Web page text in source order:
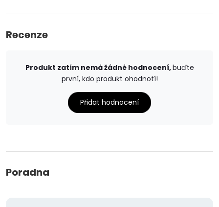
Recenze
Produkt zatím nemá žádné hodnocení,buďte
první, kdo produkt ohodnotí!
Přidat hodnocení
Poradna